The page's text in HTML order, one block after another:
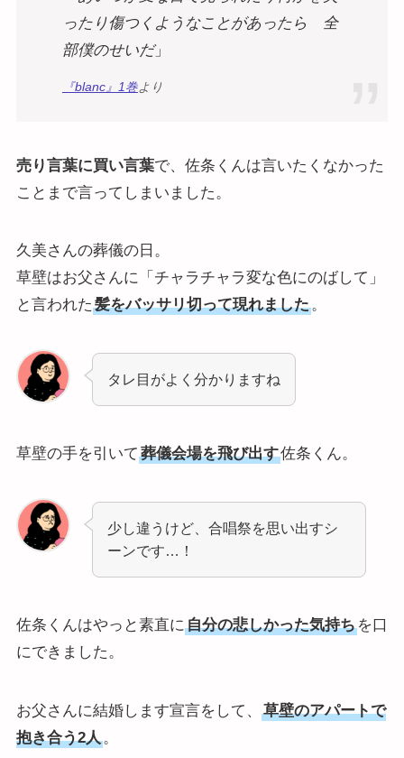
ったり傷つくようなことがあったら 全
部僕のせいだ」
『blanc』1巻より
売り言葉に買い言葉で、佐条くんは言いたくなかった
ことまで言ってしまいました。
久美さんの葬儀の日。
草壁はお父さんに「チャラチャラ変な色にのばして」
と言われた 髪をバッサリ切って現れました。
タレ目がよく分かりますね
草壁の手を引いて 葬儀会場を飛び出す佐条くん。
少し違うけど、合唱祭を思い出すシ
ーンです…！
佐条くんはやっと素直に自分の悲しかった気持ちを口
にできました。
お父さんに結婚します宣言をして、
草壁のアパートで
抱き合う2人。